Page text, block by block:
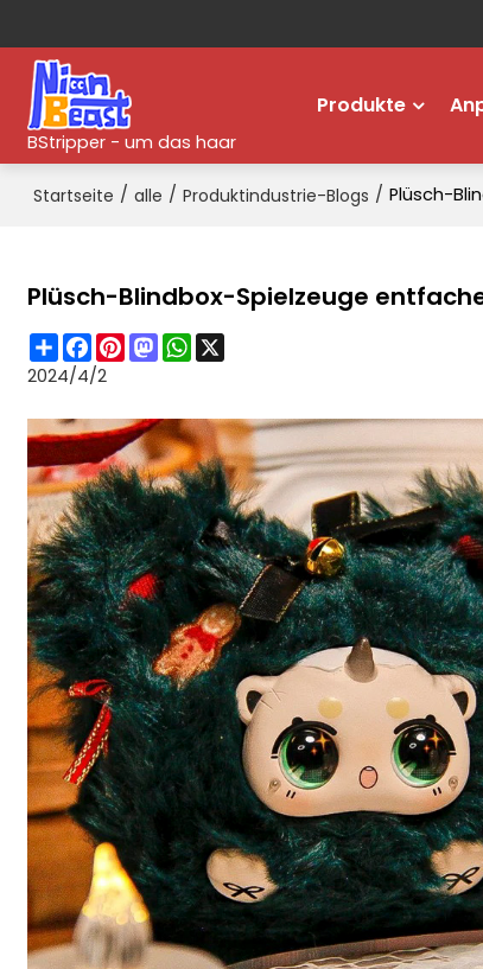
BStripper - um das haar
Produkte
Startseite / alle / Produktindustrie-Blogs / Plüsch-
Plüsch-Blindbox-Spielzeuge
ShareFacebook
PinterestMastodon
WhatsApp
2024/4/2